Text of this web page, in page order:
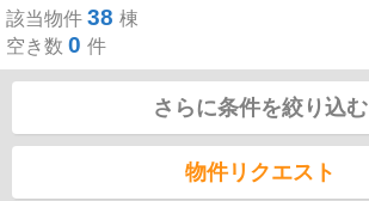
該当物件 38 棟
空き数 0 件
さらに条件を絞り込む
物件リクエスト